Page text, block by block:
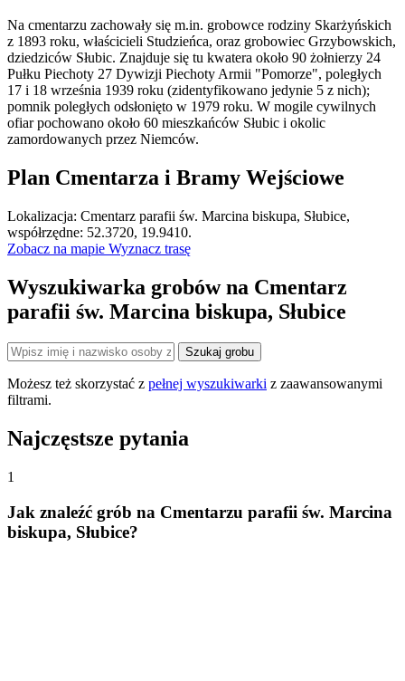
Na cmentarzu zachowały się m.in. grobowce rodziny Skarżyńskich
z 1893 roku, właścicieli Studzieńca, oraz grobowiec Grzybowskich,
dziedziców Słubic. Znajduje się tu kwatera około 90 żołnierzy 24
Pułku Piechoty 27 Dywizji Piechoty Armii "Pomorze", poległych
17 i 18 września 1939 roku (zidentyfikowano jedynie 5 z nich);
pomnik poległych odsłonięto w 1979 roku. W mogile cywilnych
ofiar pochowano około 60 mieszkańców Słubic i okolic
zamordowanych przez Niemców.
Plan Cmentarza i Bramy Wejściowe
Cmentarz parafii św. Marcina biskupa, Słubice
×
+
−
Lokalizacja: Cmentarz parafii św. Marcina biskupa, Słubice,
współrzędne: 52.3720, 19.9410.
Zobacz na mapie Wyznacz trasę
Wyszukiwarka grobów na Cmentarz
parafii św. Marcina biskupa, Słubice
Szukaj grobu
Możesz też skorzystać z pełnej wyszukiwarki z zaawansowanymi
filtrami.
Najczęstsze pytania
1
Jak znaleźć grób na Cmentarzu parafii św. Marcina
biskupa, Słubice?